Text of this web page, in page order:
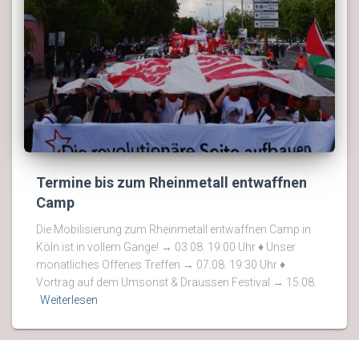
Termine bis zum Rheinmetall entwaffnen
Camp
Die Mobilisierung zum Rheinmetall entwaffnen Camp in
Köln ist in vollem Gange! → 03.08. 19:00 Uhr ♦ Unser
monatliches Offenes Treffen → 07.08. 19:30 Uhr ♦
Vortrag auf dem Umsonst & Draussen Festival → 15.08.
Weiterlesen